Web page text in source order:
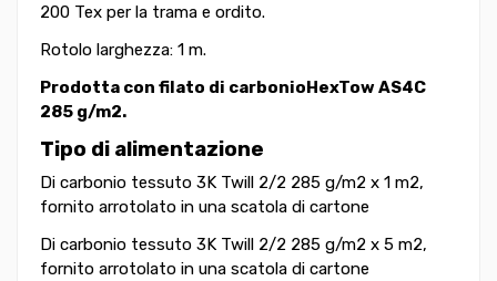
200 Tex per la trama e ordito.
Rotolo larghezza: 1 m.
Prodotta con filato di carbonioHexTow AS4C
285 g/m2.
Tipo di alimentazione
Di carbonio tessuto 3K Twill 2/2 285 g/m2 x 1 m2,
fornito arrotolato in una scatola di cartone
Di carbonio tessuto 3K Twill 2/2 285 g/m2 x 5 m2,
fornito arrotolato in una scatola di cartone